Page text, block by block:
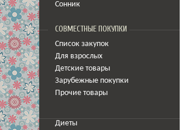
Сонник
СОВМЕСТНЫЕ ПОКУПКИ
Список закупок
Для взрослых
Детские товары
Зарубежные покупки
Прочие товары
Диеты